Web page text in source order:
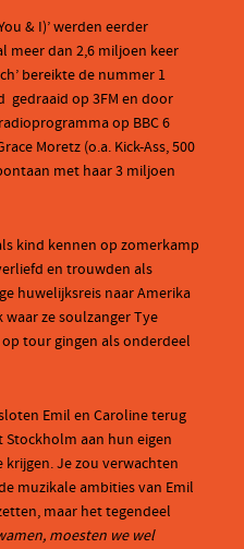
& I)’ werden eerder
meer dan 2,6 miljoen keer
bereikte de nummer 1
gedraaid op 3FM en door
op BBC 6
Moretz (o.a. Kick-Ass, 500
met haar 3 miljoen
kind kennen op zomerkamp
en trouwden als
huwelijksreis naar Amerika
waar ze soulzanger Tye
tour gingen als onderdeel
Emil en Caroline terug
aan hun eigen
Je zou verwachten
muzikale ambities van Emil
maar het tegendeel
moesten we wel